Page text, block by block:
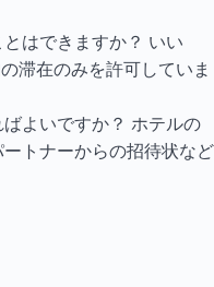
はできますか？ いい
滞在のみを許可していま
よいですか？ ホテルの
トナーからの招待状など